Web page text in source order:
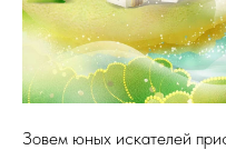
Зовем юных искателей